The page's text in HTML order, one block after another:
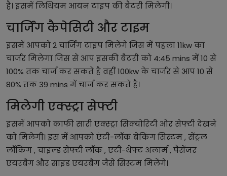
है। इसमें लिथियम आयन टाइप की बैटरी मिलेगी।
चार्जिंग कैपेसिटी और टाइम
इसमें आपको 2 चार्जिंग टाइप मिलेंगे जिस में पहला 11kw का
चार्जर मिलेगा जिस से आप इसकी बैटरी को 4:45 mins में 10 से
100% तक चार्ज कर सकते है वहीं 100kw के चार्जर से आप 10 से
80% तक 39 mins में चार्ज कर सकते है।
मिलेगी एक्स्ट्रा सेफ्टी
इसमें आपको काफी सारी एक्स्ट्रा सिक्योरिटी ओर सेफ्टी देखने
को मिलेगी। इस में आपको एंटी-लॉक ब्रेकिंग सिस्टम , सेंट्रल
लॉकिंग , चाइल्ड सेफ्टी लॉक , एंटी-थेफ्ट अलार्म , पैसेंजर
एयरबैग और साइड एयरबैग जैसे सिस्टम मिलेंगे।